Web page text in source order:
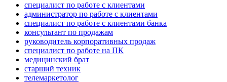
специалист по работе с клиентами
администратор по работе с клиентами
специалист по работе с клиентами банка
консультант по продажам
руководитель корпоративных продаж
специалист по работе на ПК
медицинский брат
старший техник
телемаркетолог